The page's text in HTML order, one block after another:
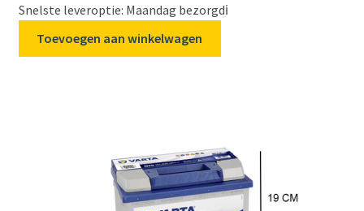
Snelste leveroptie: Maandag bezorgdℹ️
Toevoegen aan winkelwagen